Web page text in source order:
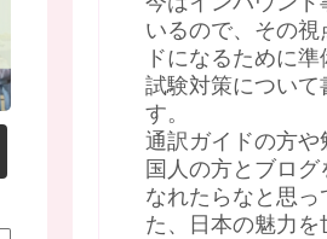
いるので、その視
ドになるために準
試験対策について
す。
通訳ガイドの方
国人の方とブログ
なれたらなと思っ
た、日本の魅力を